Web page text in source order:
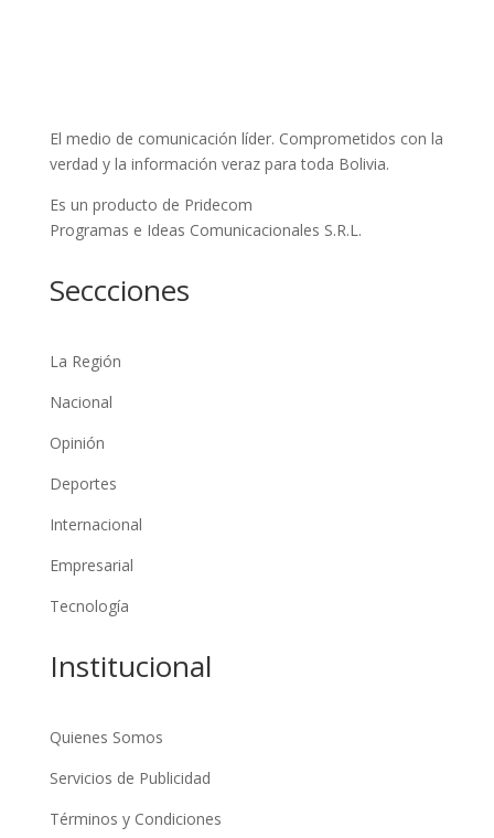
El medio de comunicación líder. Comprometidos con la
verdad y la información veraz para toda Bolivia.
Es un producto de Pridecom
Programas e Ideas Comunicacionales S.R.L.
Seccciones
La Región
Nacional
Opinión
Deportes
Internacional
Empresarial
Tecnología
Institucional
Quienes Somos
Servicios de Publicidad
Términos y Condiciones